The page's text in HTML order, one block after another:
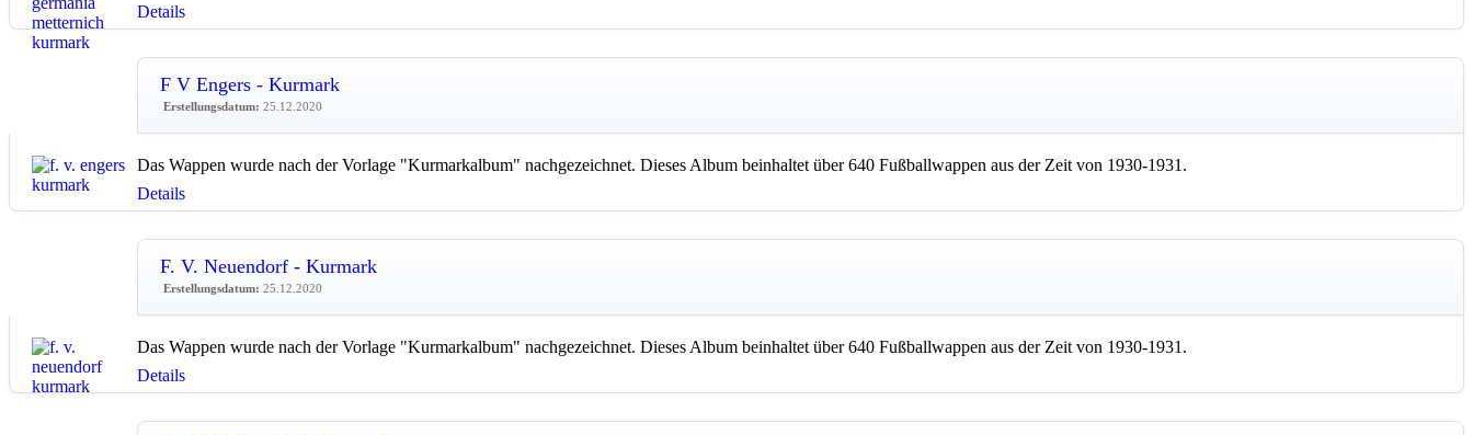
Details
F V Engers - Kurmark
Erstellungsdatum: 25.12.2020
Das Wappen wurde nach der Vorlage "Kurmarkalbum" nachgezeichnet. Dieses Album beinhaltet über 640 Fußballwappen aus der Zeit von 1930-1931.
Details
F. V. Neuendorf - Kurmark
Erstellungsdatum: 25.12.2020
Das Wappen wurde nach der Vorlage "Kurmarkalbum" nachgezeichnet. Dieses Album beinhaltet über 640 Fußballwappen aus der Zeit von 1930-1931.
Details